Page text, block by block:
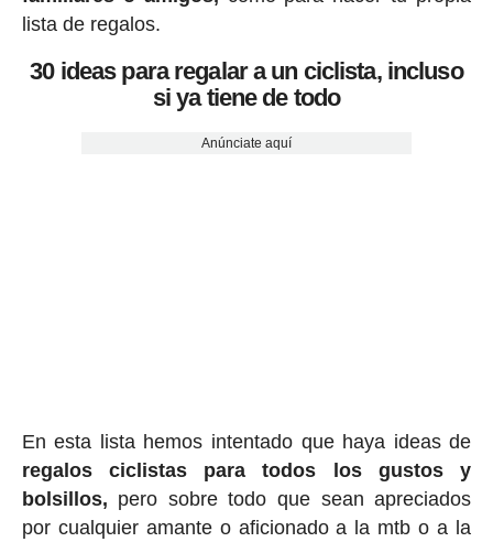
lista de regalos.
30 ideas para regalar a un ciclista, incluso
si ya tiene de todo
Anúnciate aquí
En esta lista hemos intentado que haya ideas de
regalos ciclistas para todos los gustos y
bolsillos, pero sobre todo que sean apreciados
por cualquier amante o aficionado a la mtb o a la